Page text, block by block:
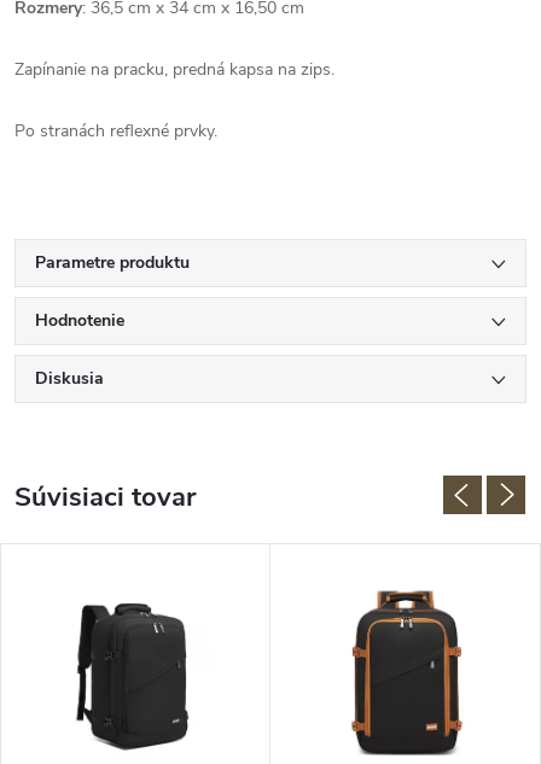
Rozmery: 36,5 cm x 34 cm x 16,50 cm
Zapínanie na pracku, predná kapsa na zips.
Po stranách reflexné prvky.
Parametre produktu
Hodnotenie
Diskusia
Súvisiaci tovar